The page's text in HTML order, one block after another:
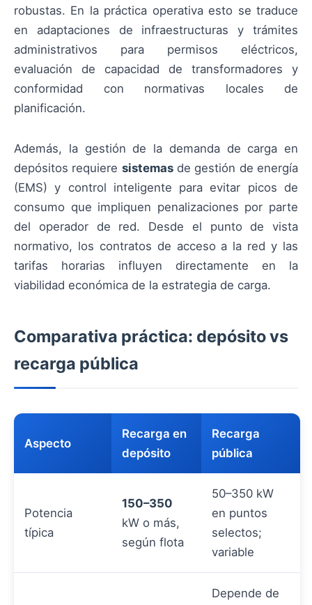
robustas. En la práctica operativa esto se traduce
en adaptaciones de infraestructuras y trámites
administrativos para permisos eléctricos,
evaluación de capacidad de transformadores y
conformidad con normativas locales de
planificación.
Además, la gestión de la demanda de carga en
depósitos requiere sistemasde gestión de energía
(EMS) y control inteligente para evitar picos de
consumo que impliquen penalizaciones por parte
del operador de red. Desde el punto de vista
normativo, los contratos de acceso a la red y las
tarifas horarias influyen directamente en la
viabilidad económica de la estrategia de carga.
Comparativa práctica: depósito vs
recarga pública
Aspecto
Recarga en
depósito
Recarga
pública
Potencia
típica
150–350
kW o más,
según flota
50–350 kW
en puntos
selectos;
variable
Depende de